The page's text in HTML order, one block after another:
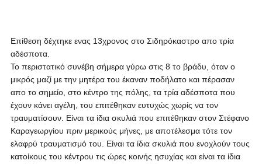
Επίθεση δέχτηκε ενας 13χρονος στο Σιδηρόκαστρο απο τρία
αδέσποτα.
Το περιστατικό συνέβη σήμερα γύρω στις 8 το βράδυ, όταν ο
μικρός μαζί με την μητέρα του έκαναν ποδήλατο και πέρασαν
απο το σημείο, στο κέντρο της πόλης, τα τρία αδέσποτα που
έχουν κάνει αγέλη, του επιτέθηκαν ευτυχώς χωρίς να τον
τραυματίσουν. Είναι τα ίδια σκυλιά που επιτέθηκαν στον Στέφανο
Καραγεωργίου πριν μερικούς μήνες, με αποτέλεσμα τότε τον
ελαφρύ τραυματισμό του. Είναι τα ίδια σκυλιά που ενοχλούν τους
κατοίκους του κέντρου τις ώρες κοινής ησυχίας και είναι τα ίδια